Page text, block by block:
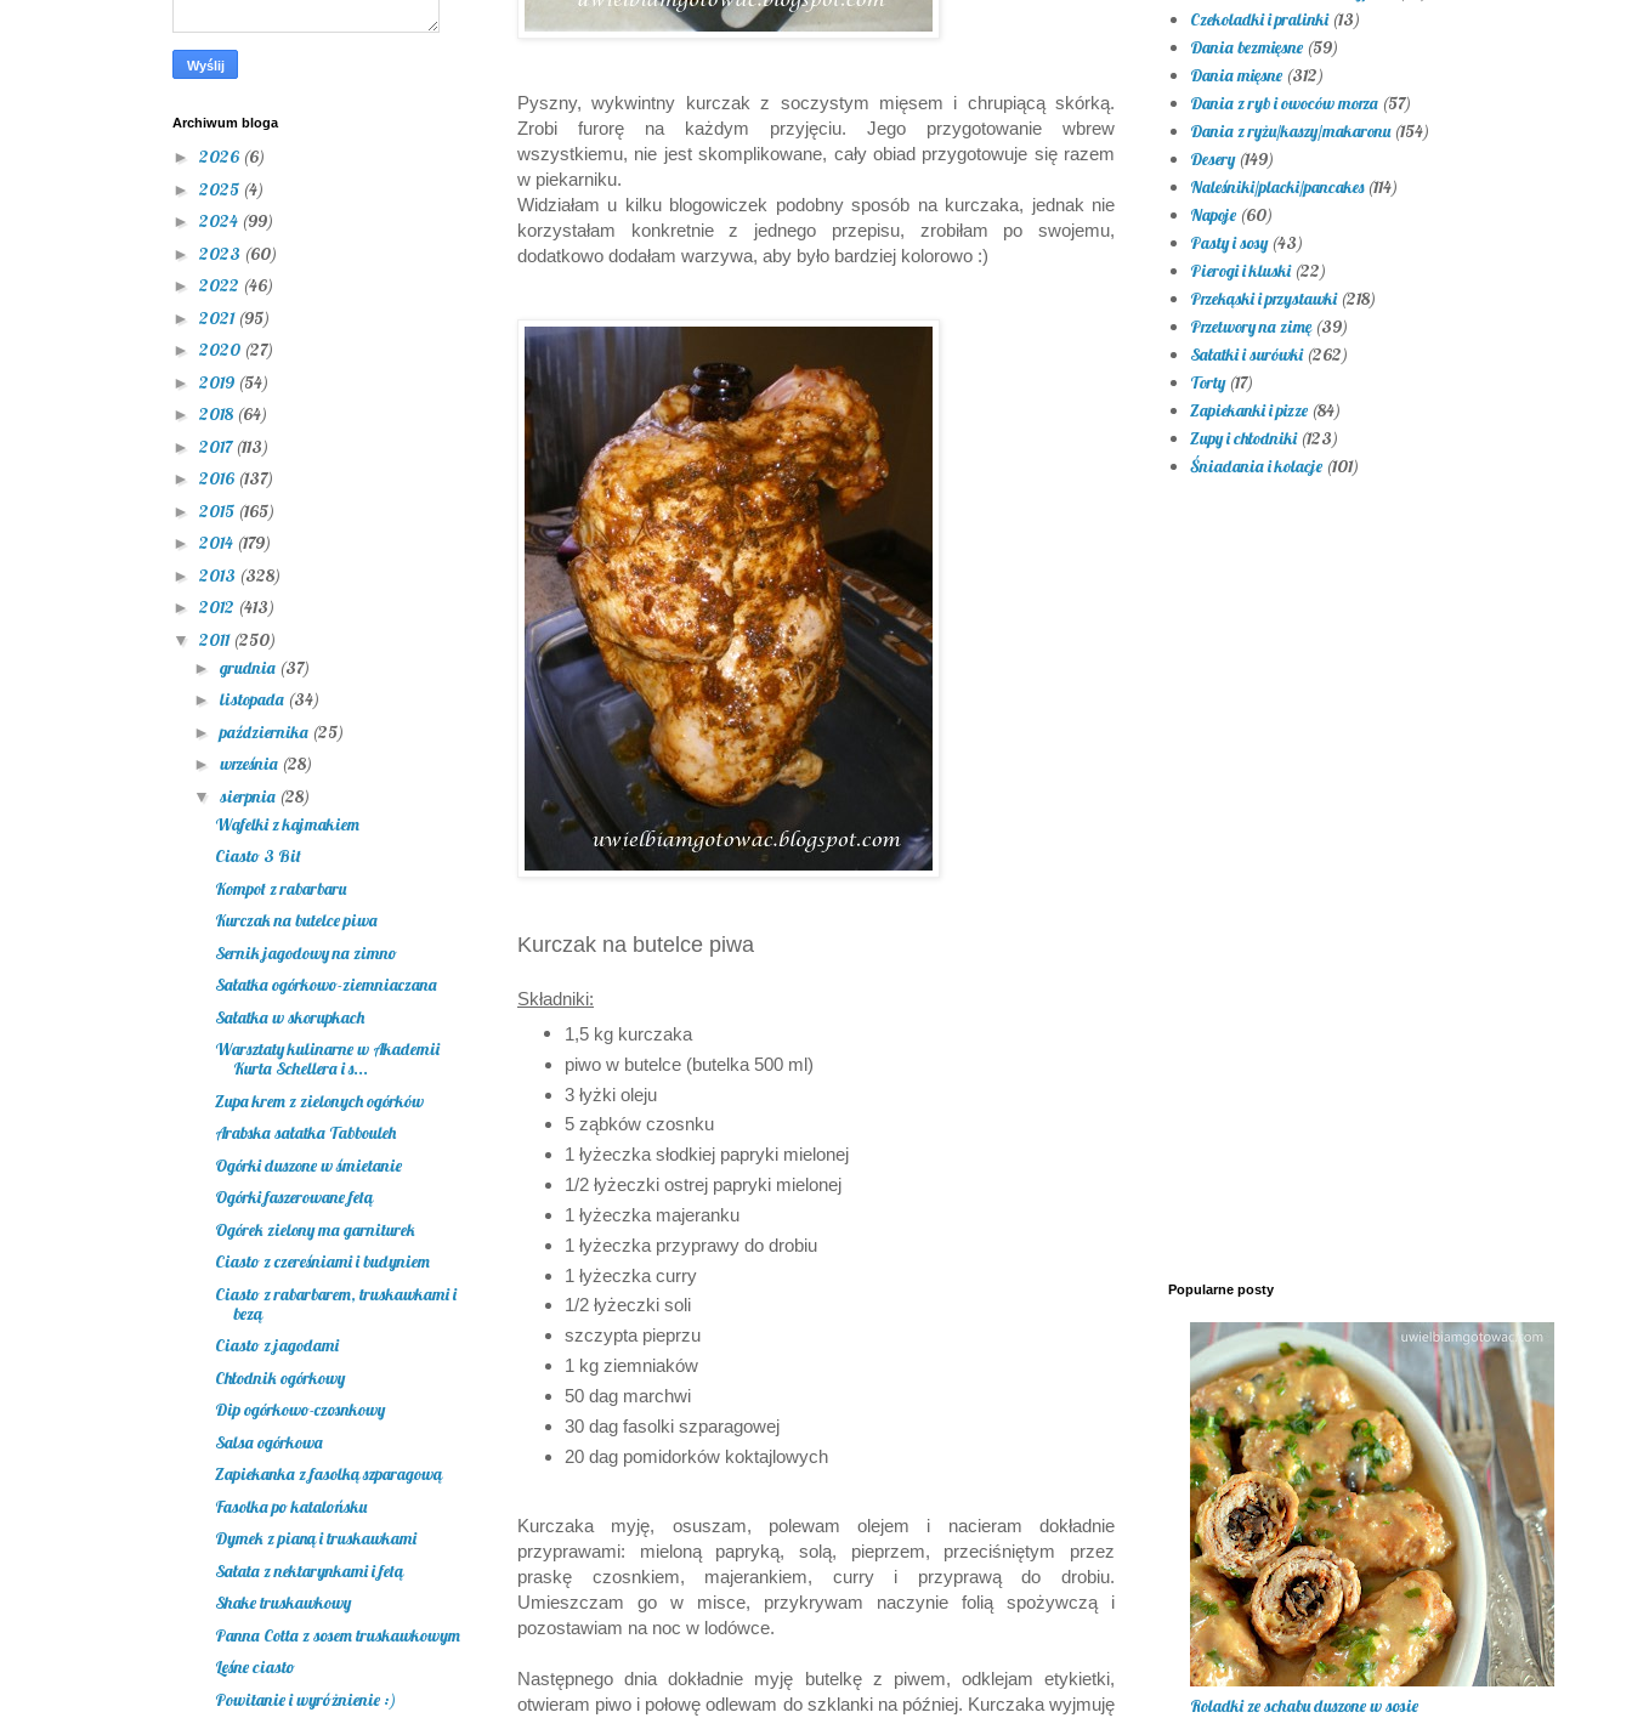
Pyszny, wykwintny kurczak z soczystym mięsem i chrupiącą skórką.
Zrobi furorę na każdym przyjęciu. Jego przygotowanie wbrew
wszystkiemu, nie jest skomplikowane, cały obiad przygotowuje się razem
w piekarniku.
Widziałam u kilku blogowiczek podobny sposób na kurczaka, jednak nie
korzystałam konkretnie z jednego przepisu, zrobiłam po swojemu,
dodatkowo dodałam warzywa, aby było bardziej kolorowo :)
Kurczak na butelce piwa
Składniki:
1,5 kg kurczaka
piwo w butelce (butelka 500 ml)
3 łyżki oleju
5 ząbków czosnku
1 łyżeczka słodkiej papryki mielonej
1/2 łyżeczki ostrej papryki mielonej
1 łyżeczka majeranku
1 łyżeczka przyprawy do drobiu
1 łyżeczka curry
1/2 łyżeczki soli
szczypta pieprzu
1 kg ziemniaków
50 dag marchwi
30 dag fasolki szparagowej
20 dag pomidorków koktajlowych
Kurczaka myję, osuszam, polewam olejem i nacieram dokładnie
przyprawami: mieloną papryką, solą, pieprzem, przeciśniętym przez
praskę czosnkiem, majerankiem, curry i przyprawą do drobiu.
Umieszczam go w misce, przykrywam naczynie folią spożywczą i
pozostawiam na noc w lodówce.
Następnego dnia dokładnie myję butelkę z piwem, odklejam etykietki,
otwieram piwo i połowę odlewam do szklanki na później. Kurczaka wyjmuję
Archiwum bloga
► 2026 (6)
► 2025 (4)
► 2024 (99)
► 2023 (60)
► 2022 (46)
► 2021 (95)
► 2020 (27)
► 2019 (54)
► 2018 (64)
► 2017(113)
► 2016 (137)
► 2015 (165)
► 2014 (179)
► 2013 (328)
► 2012 (413)
▼ 2011 (250)
► grudnia (37)
► listopada (34)
►października (25)
► września (28)
▼ sierpnia (28)
Wafelki z kajmakiem
Ciasto 3 Bit
Kompot z rabarbaru
Kurczak na butelce piwa
Sernik jagodowy na zimno
Sałatka ogórkowo-ziemniaczana
Sałatka w skorupkach
Warsztaty kulinarne w Akademii
Kurta Schellera i s...
Zupa krem z zielonych ogórków
Arabska sałatka Tabbouleh
Ogórki duszone w śmietanie
Ogórki faszerowane fetą
Ogórek zielony ma garniturek
Ciasto z czereśniami i budyniem
Ciasto z rabarbarem, truskawkami i
bezą
Ciasto z jagodami
Chłodnik ogórkowy
Dip ogórkowo-czosnkowy
Salsa ogórkowa
Zapiekanka z fasolką szparagową
Fasolka po katalońsku
Dymek z pianą i truskawkami
Sałata z nektarynkami i fetą
Shake truskawkowy
Panna Cotta z sosem truskawkowym
Leśne ciasto
Powitanie i wyróżnienie :)
Czekoladki i pralinki (13)
Dania bezmięsne (59)
Dania mięsne (312)
Dania z ryb i owoców morza (57)
Dania z ryżu/kaszy/makaronu (154)
Desery (149)
Naleśniki/placki/pancakes (114)
Napoje (60)
Pasty i sosy (43)
Pierogi i kluski (22)
Przekąski i przystawki (218)
Przetwory na zimę (39)
Sałatki i surówki (262)
Torty (17)
Zapiekanki i pizze (84)
Zupy i chłodniki (123)
Śniadania i kolacje (101)
Popularne posty
Roladki ze schabu duszone w sosie